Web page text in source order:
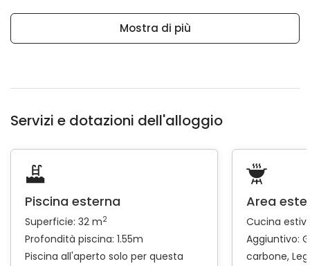
Mostra di più
Servizi e dotazioni dell'alloggio
Piscina esterna
Superficie: 32 m2
Profondità piscina: 1.55m
Piscina all'aperto solo per questa
Area
Cucina
Aggiuntivo:
carbone